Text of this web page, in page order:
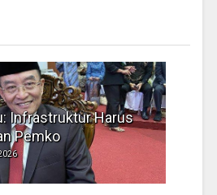
Musim Kemarau, DPRD Dorong
Pengelolaan Sampah yang Aman
Garen 6 Juni 2026